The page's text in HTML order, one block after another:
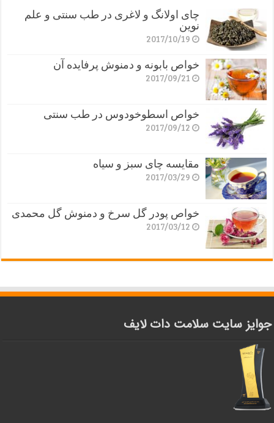
چای اولانگ و لاغری در طب سنتی و علم
نوین
2017/10/19
خواص بابونه و دمنوش پرفایده آن
2017/09/21
خواص اسطوخودوس در طب سنتی
2017/09/12
مقایسه چای سبز و سیاه
2017/03/29
خواص پودر گل سرخ و دمنوش گل محمدی
2017/03/12
جوایز سایت سلامت دات لایف